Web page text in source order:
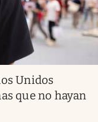
Unidos
que no hayan